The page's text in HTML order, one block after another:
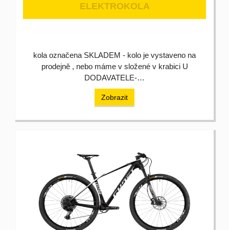
ELEKTROKOLA
kola označena SKLADEM - kolo je vystaveno na
prodejně , nebo máme v složené v krabici U
DODAVATELE-…
Zobrazit